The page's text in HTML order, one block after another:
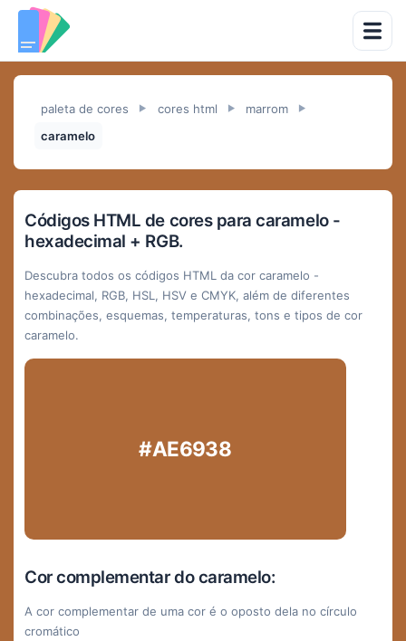
paleta de cores ► cores html ► marrom ►
caramelo
Códigos HTML de cores para caramelo -
hexadecimal + RGB.
Descubra todos os códigos HTML da cor caramelo -
hexadecimal, RGB, HSL, HSV e CMYK, além de diferentes
combinações, esquemas, temperaturas, tons e tipos de cor
caramelo.
#AE6938
Cor complementar do caramelo:
A cor complementar de uma cor é o oposto dela no círculo
cromático